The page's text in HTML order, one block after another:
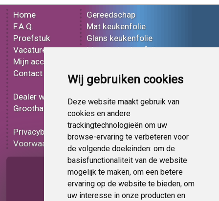
Wij gebruiken cookies
Deze website maakt gebruik van
cookies en andere
trackingtechnologieën om uw
browse-ervaring te verbeteren voor
de volgende doeleinden: om de
basisfunctionaliteit van de website
mogelijk te maken, om een betere
ervaring op de website te bieden, om
uw interesse in onze producten en
Home
F.A.Q.
Proefstuk
Vacatures
Mijn account
Contact
Dealer worden
Groothandel
Privacybeleid
Voorwaarden
Gereedschap
Mat keukenfolie
Glans keukenfolie
Metallic keukenfolie
Effect keukenfolie
Bedrukt keukenfolie
Carbon keukenfolie
Lampen folie
Functionele folie
Keukenfolie korting
Op bestelling
Pagina delen